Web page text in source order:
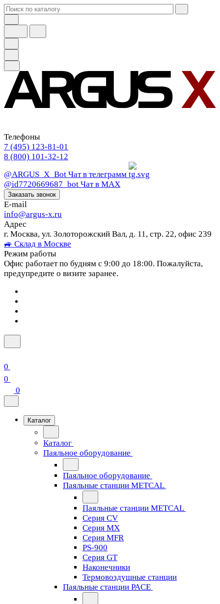
Телефоны
7 (495) 123-81-01
8 (800) 101-32-12
@ARGUS_X_Bot Чат в телеграмм
@id7720669687_bot Чат в МАХ
Заказать звонок
E-mail
info@argus-x.ru
Адрес
г. Москва, ул. Золоторожский Вал, д. 11, стр. 22, офис 239
🚙 Склад в Москве
Режим работы
Офис работает по будням с 9:00 до 18:00. Пожалуйста,
предупредите о визите заранее.
0
0
0
Каталог
Каталог
Паяльное оборудование
Паяльное оборудование
Паяльные станции METCAL
Паяльные станции METCAL
Серия CV
Серия MX
Серия MFR
PS-900
Серия GT
Наконечники
Термовоздушные станции
Паяльные станции PACE